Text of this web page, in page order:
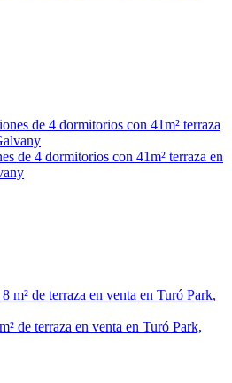
de 4 dormitorios con 41m² terraza en
de terraza en venta en Turó Park,